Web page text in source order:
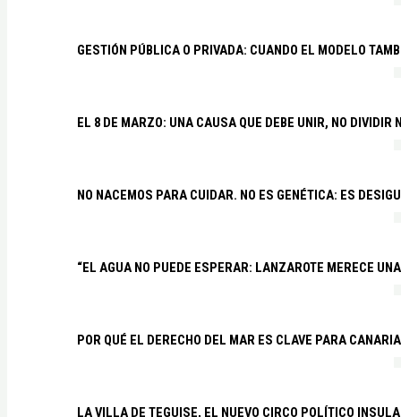
GESTIÓN PÚBLICA O PRIVADA: CUANDO EL MODELO
EL 8 DE MARZO: UNA CAUSA QUE DEBE UNIR, NO DIVIDIR
NO NACEMOS PARA CUIDAR. NO ES GENÉTICA: ES
“EL AGUA NO PUEDE ESPERAR: LANZAROTE MERECE
POR QUÉ EL DERECHO DEL MAR ES CLAVE PARA
LA VILLA DE TEGUISE, EL NUEVO CIRCO POLÍTICO